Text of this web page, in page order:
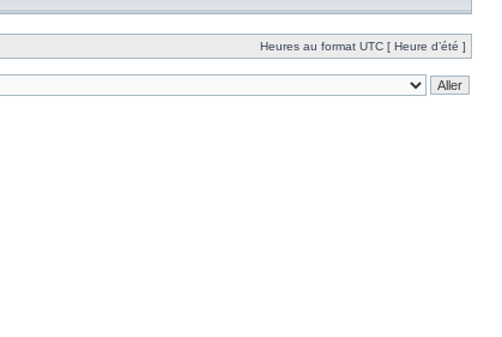
Heures au format UTC [ Heure d’été ]